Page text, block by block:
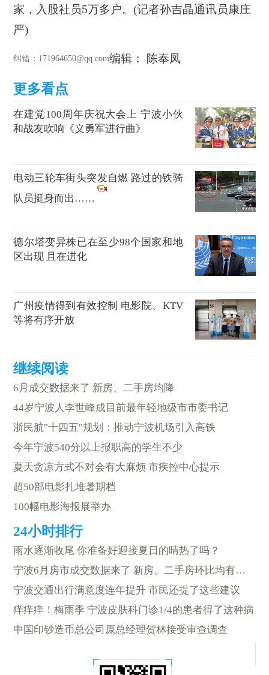
家，入股社员5万多户。(记者孙吉晶通讯员康庄
严)
纠错 ：171964650@qq.com编辑： 陈奉凤
在建党100周年庆祝大会上 宁波小伙
和战友吹响《义勇军进行曲》
电动三轮车街头突发自燃 路过的铁骑
队员挺身而出……
德尔塔变异株已在至少98个国家和地
区出现 且在进化
广州疫情得到有效控制 电影院、KTV
等将有序开放
6月成交数据来了 新房、二手房均降
44岁宁波人李世峰成目前最年轻地级市市委书记
浙民航"十四五"规划：推动宁波机场引入高铁
今年宁波540分以上报职高的学生不少
夏天贪凉方式不对会有大麻烦 市疾控中心提示
超50部电影扎堆暑期档
100幅电影海报展举办
雨水逐渐收尾 你准备好迎接夏日的晴热了吗？
宁波6月房市成交数据来了 新房、二手房环比均有所下降
宁波交通出行满意度连年提升 市民还提了这些建议
痒痒痒！梅雨季 宁波皮肤科门诊1/4的患者得了这种病
中国印钞造币总公司原总经理贺林接受审查调查